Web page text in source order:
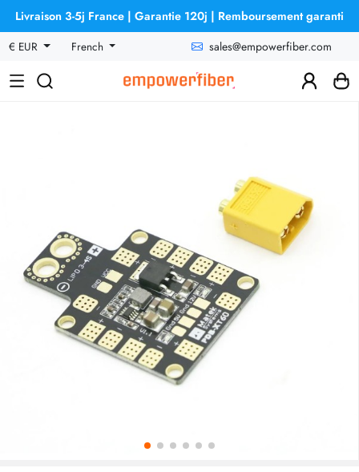
Livraison 3-5j France | Garantie 120j | Remboursement garanti
€ EUR
French sales@empowerfiber.com